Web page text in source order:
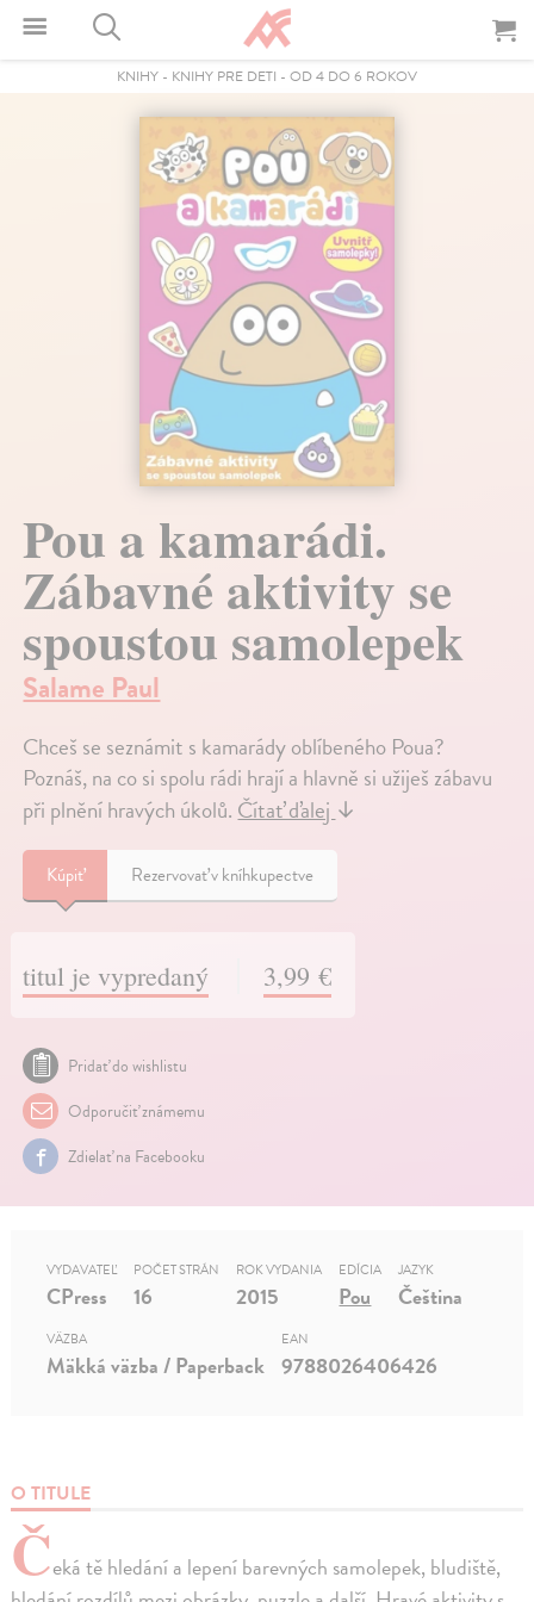
KNIHY - KNIHY PRE DETI - OD 4 DO 6 ROKOV
Pou a kamarádi.
Zábavné aktivity se
spoustou samolepek
Salame Paul
Chceš se seznámit s kamarády oblíbeného Poua?
Poznáš, na co si spolu rádi hrají a hlavně si užiješ zábavu
při plnění hravých úkolů.Čítať ďalej↓
Kúpiť Rezervovať v kníhkupectve
titul je vypredaný 3,99 €
Pridať do wishlistu
Odporučiť známemu
Zdielať na Facebooku
O TITULE
Čeká tě hledání a lepení barevných samolepek, bludiště,
VYDAVATEĽ
CPress
POČET STRÁN
16
ROK VYDANIA
2015
EDÍCIA
Pou
JAZYK
Čeština
VÄZBA
Mäkká väzba / Paperback
EAN
9788026406426